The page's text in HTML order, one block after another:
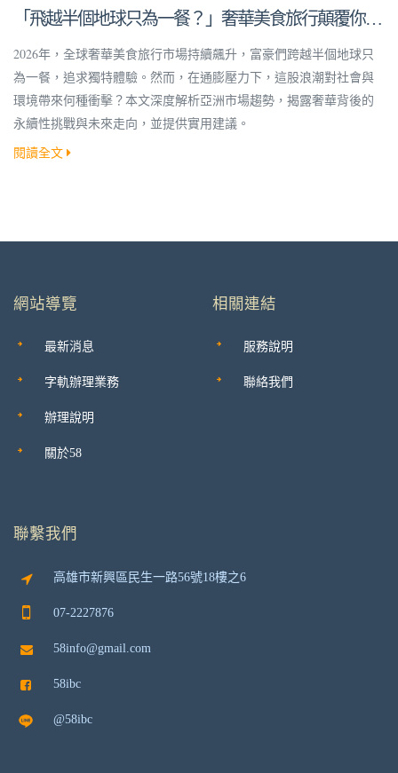
「飛越半個地球只為一餐？」奢華美食旅行顛覆你的
想像！
2026年，全球奢華美食旅行市場持續飆升，富豪們跨越半個地球只
為一餐，追求獨特體驗。然而，在通膨壓力下，這股浪潮對社會與
環境帶來何種衝擊？本文深度解析亞洲市場趨勢，揭露奢華背後的
永續性挑戰與未來走向，並提供實用建議。
閱讀全文
網站導覽
最新消息
字軌辦理業務
辦理說明
關於58
相關連結
服務說明
聯絡我們
聯繫我們
高雄市新興區民生一路56號18樓之6
07-2227876
58info@gmail.com
58ibc
@58ibc